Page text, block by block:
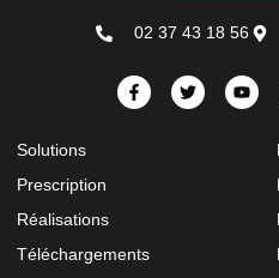
02 37 43 18 56
Solutions
Prescription
Réalisations
Téléchargements